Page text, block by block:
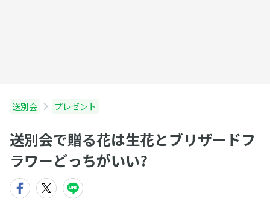
送別会 プレゼント
送別会で贈る花は生花とブリザードフ
ラワーどっちがいい?